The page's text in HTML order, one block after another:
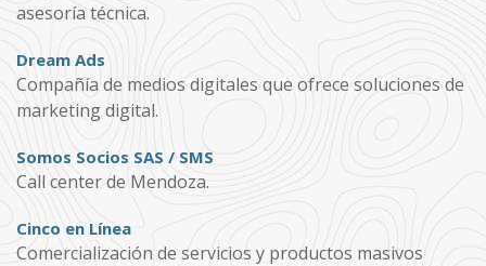
asesoría técnica.
Dream Ads
Compañía de medios digitales que ofrece soluciones de
marketing digital.
Somos Socios SAS / SMS
Call center de Mendoza.
Cinco en Línea
Comercialización de servicios y productos masivos